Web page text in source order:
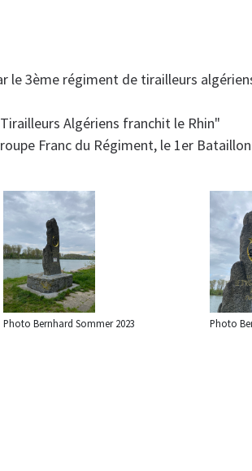
le 3ème régiment de tirailleurs
Algériens franchit le Rhin"
Franc du Régiment, le 1er
Photo Bernhard Sommer 2023 Photo